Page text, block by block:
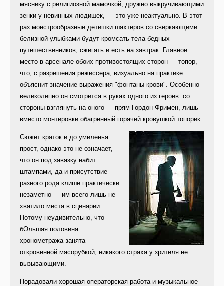
мяснику с религиозной мамочкой, дружно выкручивающими
зенки у невинных людишек, — это уже неактуально. В этот
раз монстрообразные детишки шахтеров со сверкающими
белизной улыбками будут кромсать тела бедных
путешественников, сжигать и есть на завтрак. Главное
место в арсенале обоих противостоящих сторон — топор,
что, с разрешения режиссера, визуально на практике
объяснит значение выражения "фонтаны крови". Особенно
великолепно он смотрится в руках одного из героев: со
стороны взглянуть на оного — прям Гордон Фримен, лишь
вместо монтировки обагренный горячей кровушкой топорик.
Сюжет краток и до умиленья
прост, однако это не означает,
что он под завязку набит
штампами, да и присутствие
разного рода клише практически
незаметно — им всего лишь не
хватило места в сценарии.
Потому неудивительно, что
бОльшая половина
хронометража занята
откровенной мясорубкой, никакого страха у зрителя не
вызывающими.
Порадовали хорошая операторская работа и музыкальное